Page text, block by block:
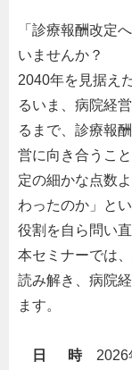
「診療報酬改定
いませんか？
2040年を見据え
るいま、病院経
るまで、診療報
営に向き合うこ
定の細かな点数
わったのか」と
役割を自ら問い直
本セミナーでは
読み解き、病院
ます。
日 時・